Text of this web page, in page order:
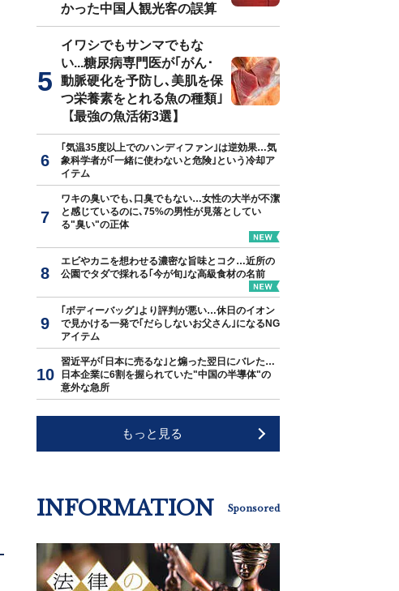
かった中国人観光客の誤算
イワシでもサンマでもな
い...糖尿病専門医が｢がん･
動脈硬化を予防し､美肌を保
つ栄養素をとれる魚の種類｣
【最強の魚活術3選】
｢気温35度以上でのハンディファン｣は逆効果…気
象科学者が｢一緒に使わないと危険｣という冷却ア
イテム
ワキの臭いでも､口臭でもない…女性の大半が不潔
と感じているのに､75%の男性が見落としてい
る"臭い"の正体
エビやカニを想わせる濃密な旨味とコク…近所の
公園でタダで採れる｢今が旬｣な高級食材の名前
｢ボディーバッグ｣より評判が悪い…休日のイオン
で見かける一発で｢だらしないお父さん｣になるNG
アイテム
習近平が｢日本に売るな｣と煽った翌日にバレた…
日本企業に6割を握られていた"中国の半導体"の
意外な急所
もっと見る
INFORMATION Sponsored